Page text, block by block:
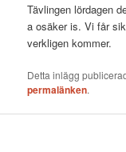
Tävlingen lördagen
a osäker is. Vi får
verkligen kommer.
Detta inlägg
permalänken.